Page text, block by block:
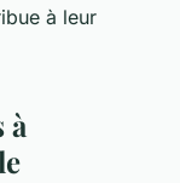
à leur
à